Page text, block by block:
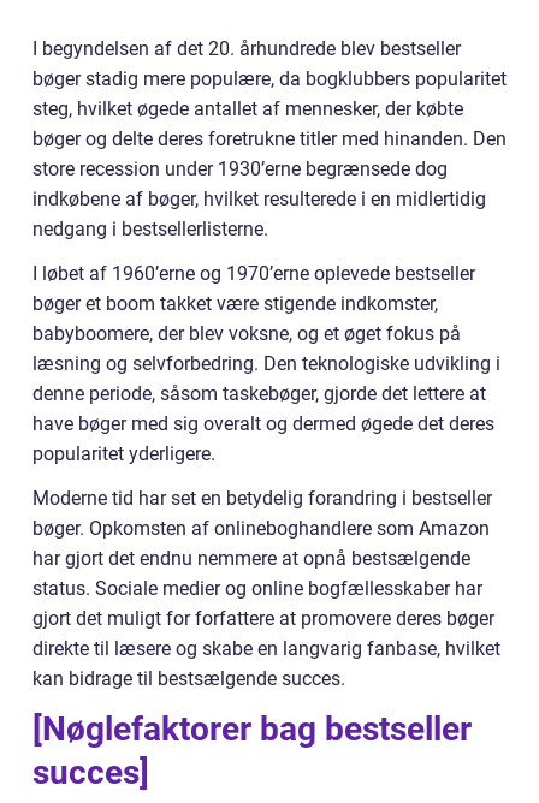
I begyndelsen af det 20. århundrede blev bestseller
bøger stadig mere populære, da bogklubbers popularitet
steg, hvilket øgede antallet af mennesker, der købte
bøger og delte deres foretrukne titler med hinanden. Den
store recession under 1930’erne begrænsede dog
indkøbene af bøger, hvilket resulterede i en midlertidig
nedgang i bestsellerlisterne.
I løbet af 1960’erne og 1970’erne oplevede bestseller
bøger et boom takket være stigende indkomster,
babyboomere, der blev voksne, og et øget fokus på
læsning og selvforbedring. Den teknologiske udvikling i
denne periode, såsom taskebøger, gjorde det lettere at
have bøger med sig overalt og dermed øgede det deres
popularitet yderligere.
Moderne tid har set en betydelig forandring i bestseller
bøger. Opkomsten af onlineboghandlere som Amazon
har gjort det endnu nemmere at opnå bestsælgende
status. Sociale medier og online bogfællesskaber har
gjort det muligt for forfattere at promovere deres bøger
direkte til læsere og skabe en langvarig fanbase, hvilket
kan bidrage til bestsælgende succes.
[Nøglefaktorer bag bestseller
succes]